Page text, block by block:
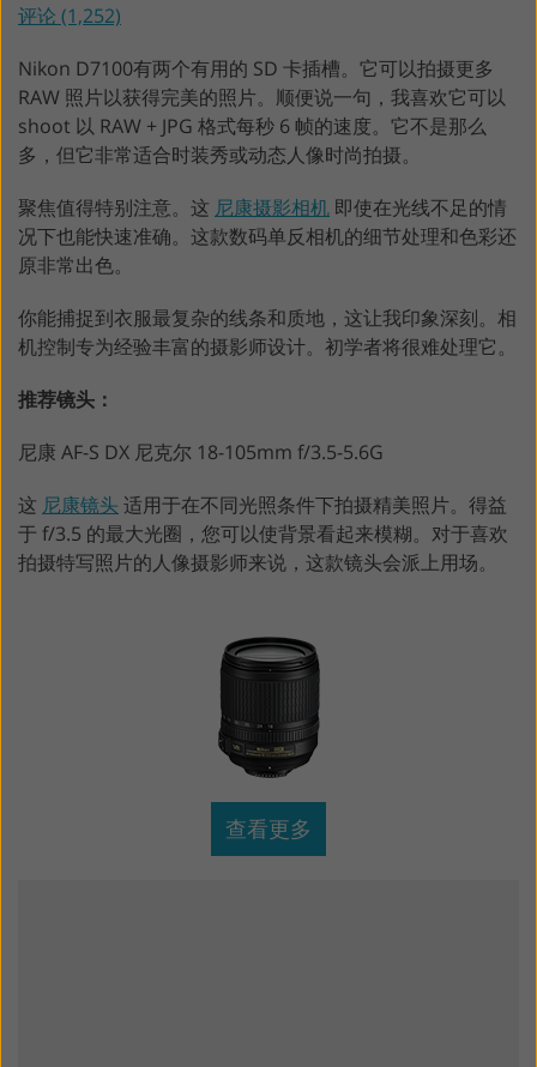
评论 (1,252)
Nikon D7100有两个有用的 SD 卡插槽。它可以拍摄更多
RAW 照片以获得完美的照片。顺便说一句，我喜欢它可以
shoot 以 RAW + JPG 格式每秒 6 帧的速度。它不是那么
多，但它非常适合时装秀或动态人像时尚拍摄。
聚焦值得特别注意。这 尼康摄影相机 即使在光线不足的情
况下也能快速准确。这款数码单反相机的细节处理和色彩还
原非常出色。
你能捕捉到衣服最复杂的线条和质地，这让我印象深刻。相
机控制专为经验丰富的摄影师设计。初学者将很难处理它。
推荐镜头：
尼康 AF-S DX 尼克尔 18-105mm f/3.5-5.6G
这 尼康镜头 适用于在不同光照条件下拍摄精美照片。得益
于 f/3.5 的最大光圈，您可以使背景看起来模糊。对于喜欢
拍摄特写照片的人像摄影师来说，这款镜头会派上用场。
查看更多